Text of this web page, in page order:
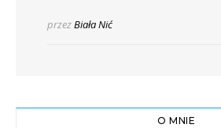
przezBiała Nić
O MNIE